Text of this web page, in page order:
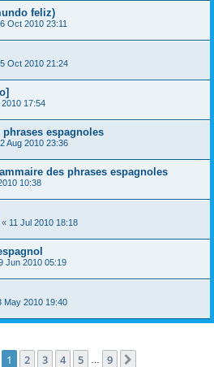
feliz)
Oct 2010 23:11
Oct 2010 21:24
2010 17:54
espagnoles
Aug 2010 23:36
des phrases espagnoles
10:38
« 11 Jul 2010 18:18
Jun 2010 05:19
May 2010 19:40
Page 1of 9
1 2 3 4 5 … 9